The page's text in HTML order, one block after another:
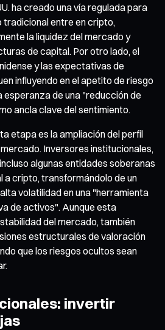
ha creado una vía regulada para
tradicional entre en cripto,
la liquidez del mercado y
de capital. Por otro lado, el
y las expectativas de
influyendo en el apetito de riesgo
esperanza de una "reducción de
ancla clave del sentimiento.
etapa es la ampliación del perfil
Inversores institucionales,
algunas entidades soberanas
a cripto, transformándolo de un
volatilidad en una "herramienta
de activos". Aunque esta
del mercado, también
estructurales de valoración
que los riesgos ocultos sean
invertir